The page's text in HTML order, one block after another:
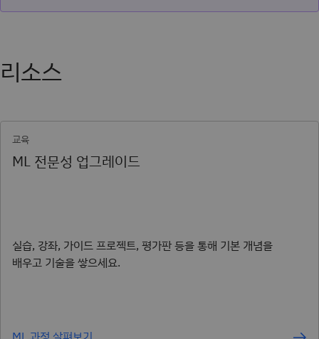
리소스
교육
ML 전문성 업그레이드
실습, 강좌, 가이드 프로젝트, 평가판 등을 통해 기본 개념을
배우고 기술을 쌓으세요.